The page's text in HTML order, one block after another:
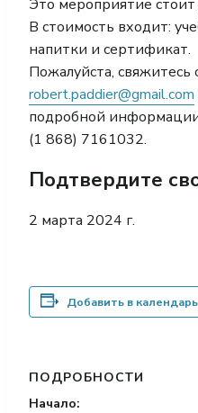
Это мероприятие стоит
В стоимость входит:
напитки и сертификат.
Пожалуйста, свяжитесь
robert.paddier@gmail.com
подробной
(1 868) 7161032.
Подтвердите
2 марта 2024 г.
Добавить в календарь
ПОДРОБНОСТИ
Начало: